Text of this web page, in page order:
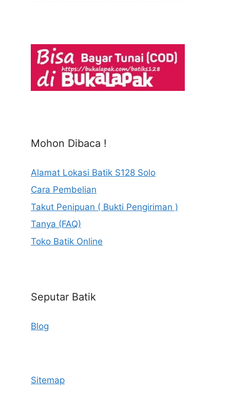
Mohon Dibaca !
Alamat Lokasi Batik S128 Solo
Cara Pembelian
Takut Penipuan ( Bukti Pengiriman )
Tanya (FAQ)
Toko Batik Online
Seputar Batik
Blog
Sitemap